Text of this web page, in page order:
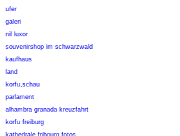
ufer
galeri
nil luxor
souvenirshop im schwarzwald
kaufhaus
land
korfu,schau
parlament
alhambra granada kreuzfahrt
korfu freiburg
kathedrale fribourg fotos